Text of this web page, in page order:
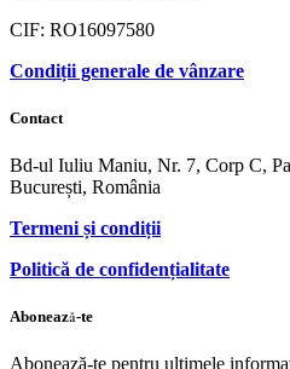
CIF: RO16097580
Condiții generale de vânzare
Contact
Bd-ul Iuliu Maniu, Nr. 7, Corp C,
București, România
Termeni și condiții
Politică de confidențialitate
Abonează-te
Abonează-te pentru ultimele